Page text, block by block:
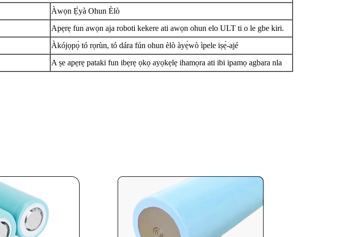
Àwọn Ẹ̀yà Ohun Èlò
Apẹrẹ fun awọn aja roboti kekere ati awọn ohun elo ULT ti o le gbe kiri.
Àkójọpọ̀ tó rọrùn, tó dára fún ohun èlò àyẹ̀wò ìpele iṣẹ́-ajé
A ṣe apẹrẹ pataki fun ibẹrẹ ọkọ ayọkẹlẹ ihamọra ati ibi ipamọ agbara nla